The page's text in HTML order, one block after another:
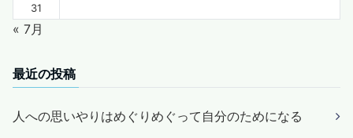
31
« 7月
最近の投稿
人への思いやりはめぐりめぐって自分のためになる